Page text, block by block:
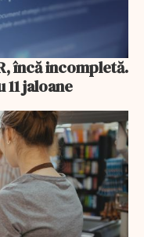
încă incompletă.
jaloane